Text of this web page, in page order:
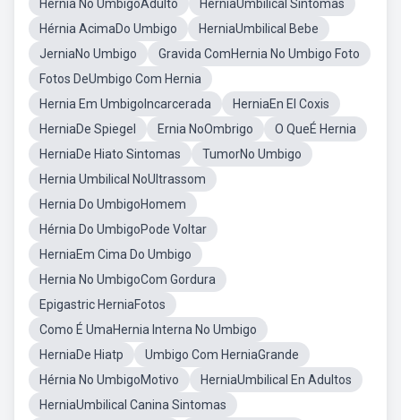
Hernia No UmbigoAdulto
HerniaUmbilical Sintomas
Hérnia AcimaDo Umbigo
HerniaUmbilical Bebe
JerniaNo Umbigo
Gravida ComHernia No Umbigo Foto
Fotos DeUmbigo Com Hernia
Hernia Em UmbigoIncarcerada
HerniaEn El Coxis
HerniaDe Spiegel
Ernia NoOmbrigo
O QueÉ Hernia
HerniaDe Hiato Sintomas
TumorNo Umbigo
Hernia Umbilical NoUltrassom
Hernia Do UmbigoHomem
Hérnia Do UmbigoPode Voltar
HerniaEm Cima Do Umbigo
Hernia No UmbigoCom Gordura
Epigastric HerniaFotos
Como É UmaHernia Interna No Umbigo
HerniaDe Hiatp
Umbigo Com HerniaGrande
Hérnia No UmbigoMotivo
HerniaUmbilical En Adultos
HerniaUmbilical Canina Sintomas